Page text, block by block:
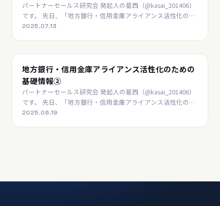
パートナーセールス研究会 発起人の葛西（@kasai_201406）
です。 先日、「地方銀行・信用金庫アライアンス活性化のた
めの基礎情報①」と「地方銀行・信用金庫アライアンス活性
2025.07.13
パートナーアクティベーション
地方銀行・信用金庫アライアンス活性化のための
基礎情報②
パートナーセールス研究会 発起人の葛西（@kasai_201406）
です。 先日、「地方銀行・信用金庫アライアンス活性化のた
めの基礎情報①」と「対地銀アライアンス戦略セミナーのレ
2025.06.19